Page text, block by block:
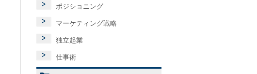
ポジショニング
マーケティング戦略
独立起業
仕事術